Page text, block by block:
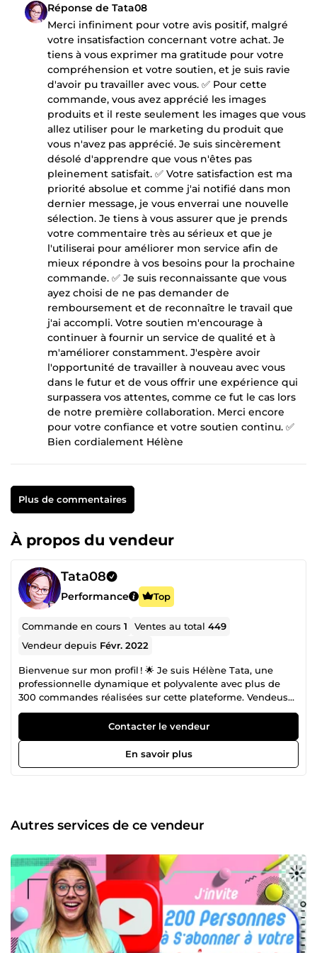
Réponse de Tata08
Merci infiniment pour votre avis positif, malgré
votre insatisfaction concernant votre achat. Je
tiens à vous exprimer ma gratitude pour votre
compréhension et votre soutien, et je suis ravie
d'avoir pu travailler avec vous. ✅ Pour cette
commande, vous avez apprécié les images
produits et il reste seulement les images que vous
allez utiliser pour le marketing du produit que
vous n'avez pas apprécié. Je suis sincèrement
désolé d'apprendre que vous n'êtes pas
pleinement satisfait. ✅ Votre satisfaction est ma
priorité absolue et comme j'ai notifié dans mon
dernier message, je vous enverrai une nouvelle
sélection. Je tiens à vous assurer que je prends
votre commentaire très au sérieux et que je
l'utiliserai pour améliorer mon service afin de
mieux répondre à vos besoins pour la prochaine
commande. ✅ Je suis reconnaissante que vous
ayez choisi de ne pas demander de
remboursement et de reconnaître le travail que
j'ai accompli. Votre soutien m'encourage à
continuer à fournir un service de qualité et à
m'améliorer constamment. J'espère avoir
l'opportunité de travailler à nouveau avec vous
dans le futur et de vous offrir une expérience qui
surpassera vos attentes, comme ce fut le cas lors
de notre première collaboration. Merci encore
pour votre confiance et votre soutien continu. ✅
Bien cordialement Hélène
Plus de commentaires
À propos du vendeur
Tata08
Performance Top
Commande en cours1 Ventes au total449
Vendeur depuis Févr. 2022
Bienvenue sur mon profil ! 🌟 Je suis Hélène Tata, une
professionnelle dynamique et polyvalente avec plus de
300 commandes réalisées sur cette plateforme. Vendeuse
vérifiée ✅, je combine expertise, passion et engagement
pour vous offrir un service de qualité supérieure. 💼 Mes
domaines de compétence : Marketing de réseau :
Stratégies efficaces pour développer votre activité. Création
de sites web et applications mobiles : Des solutions sur
Contenus optimisés SEO pour booster votre visibilité en
ligne. Référencement naturel SEO : Techniques éprouvées
recherche. 🎓 Parcours académique et formations :
Titulaire d’une licence en lettres modernes et d’un Master 1
en langues, j’ai enrichi mes compétences grâce à plusieurs
formations spécialisées dans le domaine numérique. Cette
combinaison me permet de fournir des solutions alliant
rigueur, créativité et expertise technique. 💥 POURQUOI
MOI ? Expérience éprouvée : Plus de 5 ans dans des
Contacter le vendeur
En savoir plus
Autres services de ce vendeur